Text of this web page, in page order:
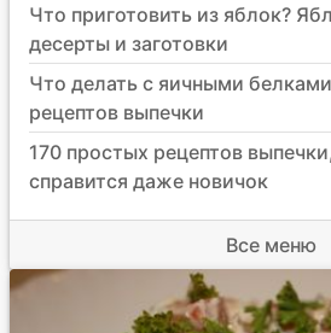
Что приготовить из яблок?
десерты и заготовки
Что делать с яичными
рецептов выпечки
170 простых рецептов
справится даже новичок
Все меню